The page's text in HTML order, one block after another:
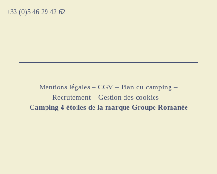
+33 (0)5 46 29 42 62
Mentions légales – CGV – Plan du camping –
Recrutement – Gestion des cookies –
Camping 4 étoiles de la marque Groupe Romanée